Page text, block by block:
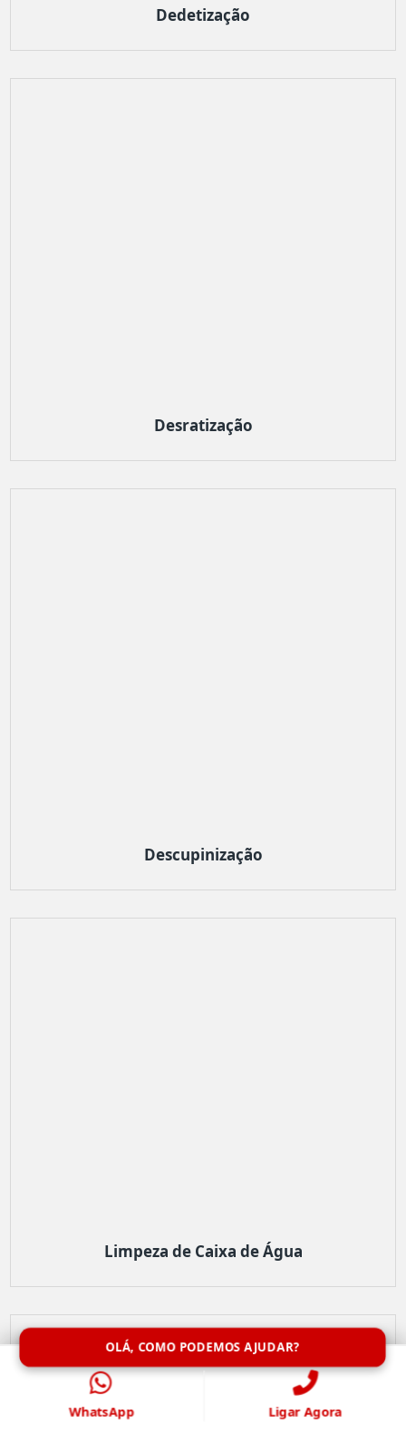
Dedetização
Desratização
Descupinização
Limpeza de Caixa de Água
OLÁ, COMO PODEMOS AJUDAR?
WhatsApp Ligar Agora